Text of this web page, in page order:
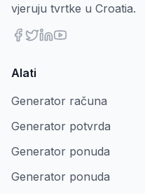
vjeruju tvrtke u Croatia.
Alati
Generator računa
Generator potvrda
Generator ponuda
Generator ponuda